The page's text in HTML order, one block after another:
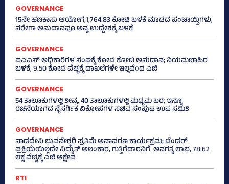
GOVERNANCE
15ನೇ ಹಣಕಾಸು ಆಯೋಗ;1,764.83 ಕೋಟಿ ಬಳಕೆ ಮಾಡದ ಪಂಚಾಯ್ತಿಗಳು,
ನರೇಗಾ ಅನುದಾನವೂ ಅನ್ಯ ಉದ್ದೇಶಕ್ಕೆ ಬಳಕೆ
GOVERNANCE
ಐಎಎಸ್‌ ಅಧಿಕಾರಿಗಳ ಸಂಘಕ್ಕೆ ಕೋಟಿ ಕೋಟಿ ಅನುದಾನ; ನಿಯಮಬಾಹಿರ
ಬಳಕೆ, 9.50 ಕೋಟಿ ವೆಚ್ಚಕ್ಕೆ ದಾಖಲೆಗಳೇ ಇಲ್ಲವೆಂದ ಎಜಿ
GOVERNANCE
54 ತಾಲೂಕುಗಳಲ್ಲಿ ತೀವ್ರ, 40 ತಾಲೂಕುಗಳಲ್ಲಿ ಮಧ್ಯಮ ಬರ; ಇನ್ನೂ
ರಚನೆಯಾಗದ ನೈಸರ್ಗಿಕ ವಿಕೋಪಗಳ ಸಚಿವ ಸಂಪುಟ ಉಪ ಸಮಿತಿ
GOVERNANCE
ನಾಡದೇವಿ ಭುವನೇಶ್ವರಿ ಪ್ರತಿಮೆ ಅನಾವರಣ ಕಾರ್ಯಕ್ರಮ; ಟೆಂಡರ್
ಪ್ರಕ್ರಿಯೆಯಿಲ್ಲದೇ ವಿದ್ಯುತ್‌ ಅಲಂಕಾರ, ಗುತ್ತಿಗೆದಾರನಿಗೆ ಅನಗತ್ಯ ಲಾಭ, 78.62
ಲಕ್ಷ ವೆಚ್ಚಕ್ಕೆ ಎಜಿ ಆಕ್ಷೇಪ
RTI